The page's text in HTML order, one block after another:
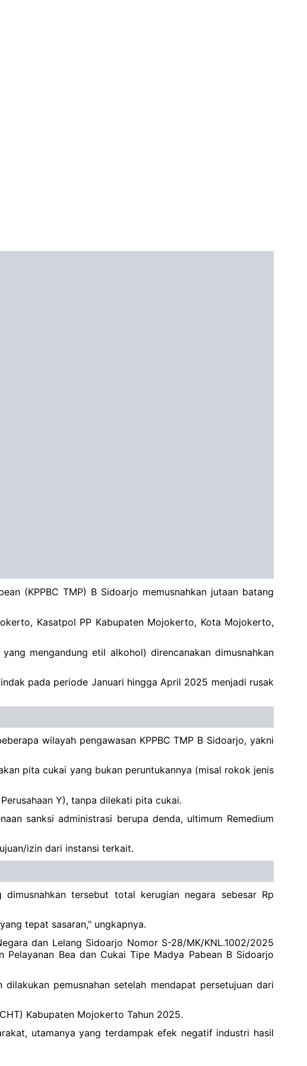
(KPPBC TMP) B Sidoarjo memusnahkan jutaan batang
Kasatpol PP Kabupaten Mojokerto, Kota Mojokerto,
mengandung etil alkohol) direncanakan dimusnahkan
pada periode Januari hingga April 2025 menjadi rusak
wilayah pengawasan KPPBC TMP B Sidoarjo, yakni
pita cukai yang bukan peruntukannya (misal rokok jenis
Y), tanpa dilekati pita cukai.
sanksi administrasi berupa denda, ultimum Remedium
izin dari instansi terkait.
tersebut total kerugian negara sebesar Rp
tepat sasaran," ungkapnya.
dan Lelang Sidoarjo Nomor S-28/MK/KNL.1002/2025
Pelayanan Bea dan Cukai Tipe Madya Pabean B Sidoarjo
pemusnahan setelah mendapat persetujuan dari
Kabupaten Mojokerto Tahun 2025.
utamanya yang terdampak efek negatif industri hasil